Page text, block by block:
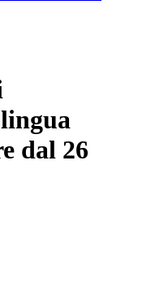
dal 26